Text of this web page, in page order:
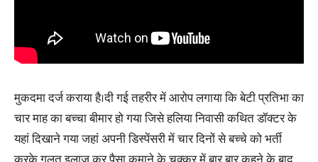
मुकदमा दर्ज कराया है।दी गई तहरीर में आरोप लगाया कि बेटी प्रतिभा का
चार माह का बच्चा बीमार हो गया जिसे हलिया निवासी कथित डॉक्टर के
यहां दिखाने गया जहां अपनी डिस्पेंसरी में चार दिनों से बच्चे को भर्ती